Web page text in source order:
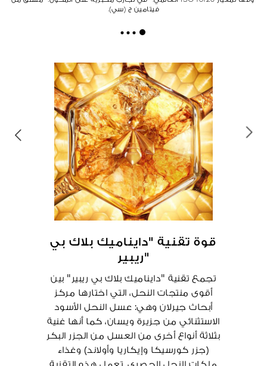
فيتامين ج (سي).
قوة تقنية "دايناميك بلاك بي
ريبير"
تجمع تقنية "دايناميك بلاك بي ريبير" بين
أقوى منتجات النحل، التي اختارها مركز
أبحاث جيرلان وهي: عسل النحل الأسود
الاستثنائي من جزيرة ويسان، كما أنها غنية
بثلاثة أنواع أخرى من العسل من الجزر البكر
(جزر كورسيكا وإيكاريا وأولاند) وغذاء